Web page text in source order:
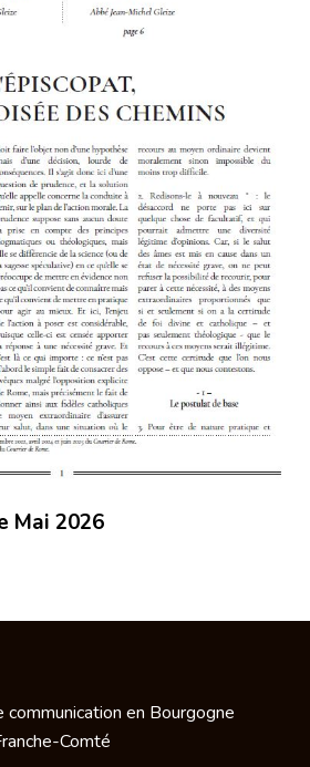
Mai 2026
communication en Bourgogne
Comté